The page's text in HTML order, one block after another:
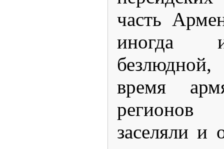
часть
иногда
время
заселяли и